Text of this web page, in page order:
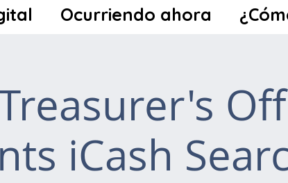
Ocurriendo ahora
iCash